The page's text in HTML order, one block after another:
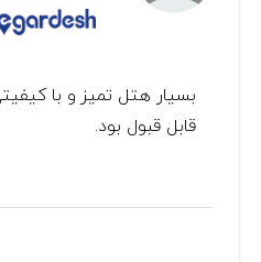
بسیار هتل تمیز و با
قابل قبول بود.